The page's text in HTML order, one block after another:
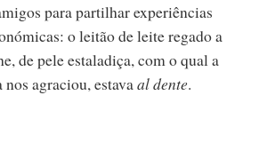
para partilhar experiências
o leitão de leite regado a
de pele estaladiça, com o qual a
nos agraciou, estavaal dente.